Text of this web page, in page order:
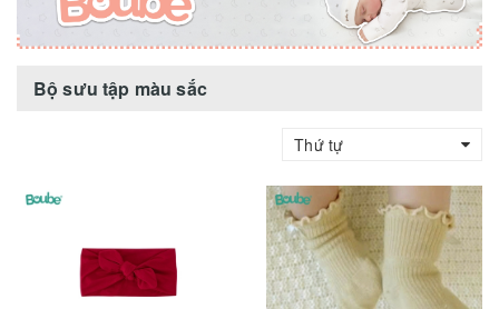
Bộ sưu tập màu sắc
Thứ tự